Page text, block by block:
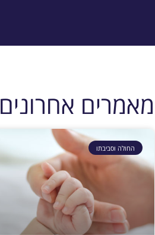
מאמרים אחרונים
החולה וסביבתו